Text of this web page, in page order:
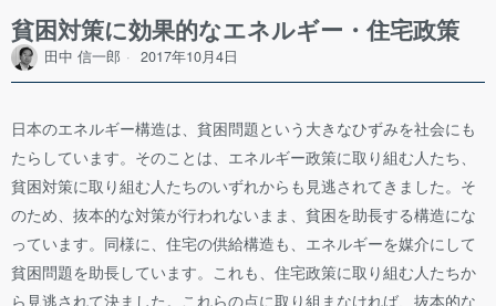
貧困対策に効果的なエネルギー・住宅政策
田中 信一郎 2017年10月4日
日本のエネルギー構造は、貧困問題という大きなひずみを社会にも
たらしています。そのことは、エネルギー政策に取り組む人たち、
貧困対策に取り組む人たちのいずれからも見逃されてきました。そ
のため、抜本的な対策が行われないまま、貧困を助長する構造にな
っています。 同様に、住宅の供給構造も、エネルギーを媒介にして
貧困問題を助長しています。これも、住宅政策に取り組む人たちか
ら見逃されて決ました。これらの点に取り組まなければ、抜本的な